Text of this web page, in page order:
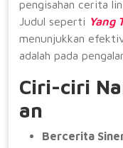
pengisahan cerita
Judul seperti Yang
menunjukkan
adalah pada
Ciri-ciri
an
Bercerita